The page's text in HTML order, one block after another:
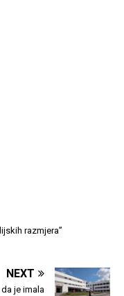
razmjera”
NEXT
je imala